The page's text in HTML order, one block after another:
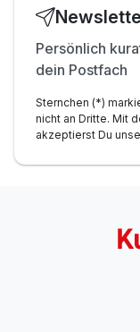
Persönlich
dein Postfach
Sternchen (*)
nicht an Dritte. Mit
akzeptierst Du